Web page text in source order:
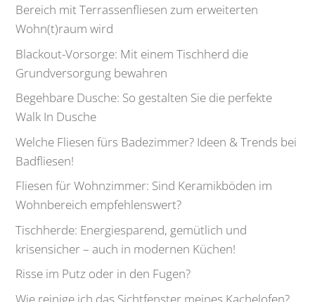
Bereich mit Terrassenfliesen zum erweiterten
Wohn(t)raum wird
Blackout-Vorsorge: Mit einem Tischherd die
Grundversorgung bewahren
Begehbare Dusche: So gestalten Sie die perfekte
Walk In Dusche
Welche Fliesen fürs Badezimmer? Ideen & Trends bei
Badfliesen!
Fliesen für Wohnzimmer: Sind Keramikböden im
Wohnbereich empfehlenswert?
Tischherde: Energiesparend, gemütlich und
krisensicher – auch in modernen Küchen!
Risse im Putz oder in den Fugen?